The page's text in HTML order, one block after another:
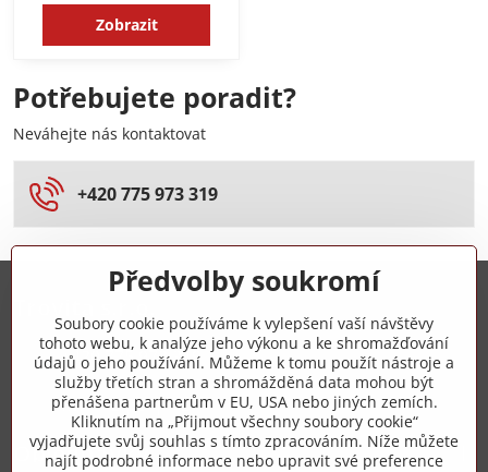
Zobrazit
Potřebujete poradit?
Neváhejte nás kontaktovat
+420 775 973 319
+420 775 973 319
info​@zipzop​.cz
Objednávky
Předvolby soukromí
Soubory cookie používáme k vylepšení vaší návštěvy
tohoto webu, k analýze jeho výkonu a ke shromažďování
údajů o jeho používání. Můžeme k tomu použít nástroje a
služby třetích stran a shromážděná data mohou být
přenášena partnerům v EU, USA nebo jiných zemích.
Kliknutím na „Přijmout všechny soubory cookie“
vyjadřujete svůj souhlas s tímto zpracováním. Níže můžete
najít podrobné informace nebo upravit své preference